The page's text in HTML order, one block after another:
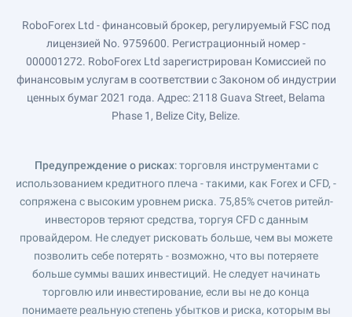
RoboForex Ltd - финансовый брокер, регулируемый FSC под
лицензией No. 9759600. Регистрационный номер -
000001272. RoboForex Ltd зарегистрирован Комиссией по
финансовым услугам в соответствии с Законом об индустрии
ценных бумаг 2021 года. Адрес: 2118 Guava Street, Belama
Phase 1, Belize City, Belize.
Предупреждение о рисках: торговля инструментами с
использованием кредитного плеча - такими, как Forex и CFD, -
сопряжена с высоким уровнем риска. 75,85% счетов ритейл-
инвесторов теряют средства, торгуя CFD с данным
провайдером. Не следует рисковать больше, чем вы можете
позволить себе потерять - возможно, что вы потеряете
больше суммы ваших инвестиций. Не следует начинать
торговлю или инвестирование, если вы не до конца
понимаете реальную степень убытков и риска, которым вы